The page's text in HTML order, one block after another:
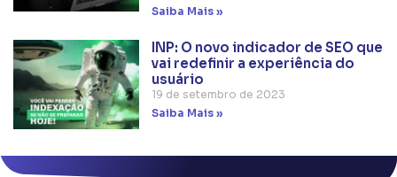
Saiba Mais »
INP: O novo indicador de SEO que
vai redefinir a experiência do
usuário
19 de setembro de 2023
Saiba Mais »